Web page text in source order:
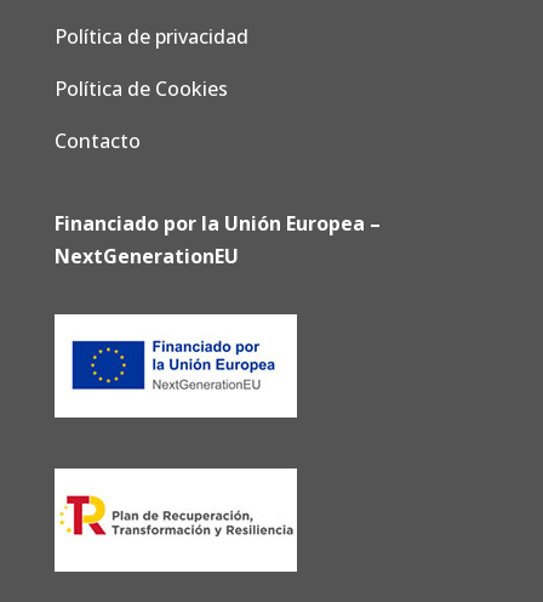
Política de privacidad
Política de Cookies
Contacto
Financiado por la Unión Europea –
NextGenerationEU